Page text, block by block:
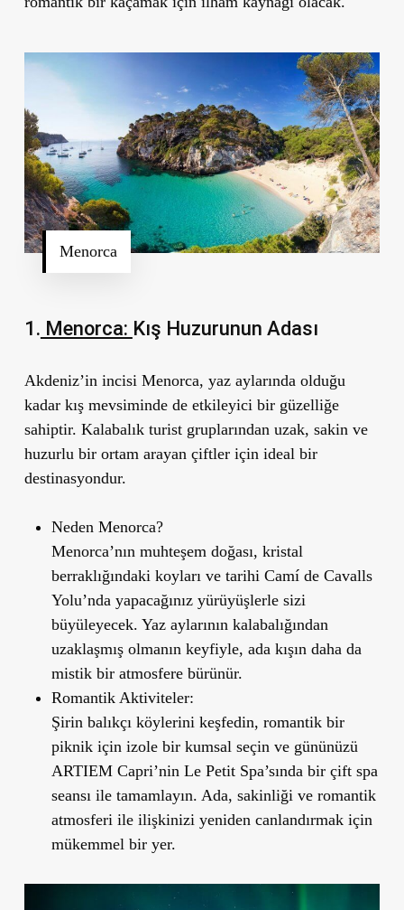
Menorca
1. Menorca: Kış Huzurunun Adası
Akdeniz’in incisi Menorca, yaz aylarında olduğu
kadar kış mevsiminde de etkileyici bir güzelliğe
sahiptir. Kalabalık turist gruplarından uzak, sakin ve
huzurlu bir ortam arayan çiftler için ideal bir
destinasyondur.
Neden Menorca?
Menorca’nın muhteşem doğası, kristal
berraklığındaki koyları ve tarihi Camí de Cavalls
Yolu’nda yapacağınız yürüyüşlerle sizi
büyüleyecek. Yaz aylarının kalabalığından
uzaklaşmış olmanın keyfiyle, ada kışın daha da
mistik bir atmosfere bürünür.
Romantik Aktiviteler:
Şirin balıkçı köylerini keşfedin, romantik bir
piknik için izole bir kumsal seçin ve gününüzü
ARTIEM Capri’nin Le Petit Spa’sında bir çift spa
seansı ile tamamlayın. Ada, sakinliği ve romantik
atmosferi ile ilişkinizi yeniden canlandırmak için
mükemmel bir yer.